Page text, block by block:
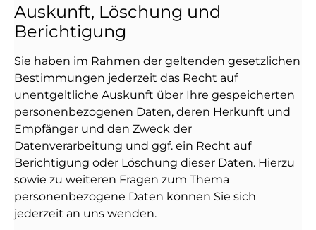
Auskunft, Löschung und
Berichtigung
Sie haben im Rahmen der geltenden gesetzlichen
Bestimmungen jederzeit das Recht auf
unentgeltliche Auskunft über Ihre gespeicherten
personenbezogenen Daten, deren Herkunft und
Empfänger und den Zweck der
Datenverarbeitung und ggf. ein Recht auf
Berichtigung oder Löschung dieser Daten. Hierzu
sowie zu weiteren Fragen zum Thema
personenbezogene Daten können Sie sich
jederzeit an uns wenden.